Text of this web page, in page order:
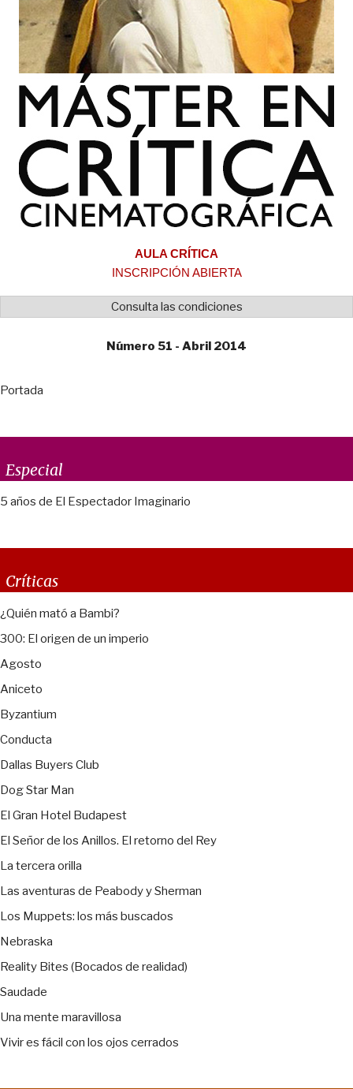
AULA CRÍTICA
INSCRIPCIÓN ABIERTA
Consulta las condiciones
Número 51 - Abril 2014
Portada
Especial
5 años de El Espectador Imaginario
Críticas
¿Quién mató a Bambi?
300: El origen de un imperio
Agosto
Aniceto
Byzantium
Conducta
Dallas Buyers Club
Dog Star Man
El Gran Hotel Budapest
El Señor de los Anillos. El retorno del Rey
La tercera orilla
Las aventuras de Peabody y Sherman
Los Muppets: los más buscados
Nebraska
Reality Bites (Bocados de realidad)
Saudade
Una mente maravillosa
Vivir es fácil con los ojos cerrados